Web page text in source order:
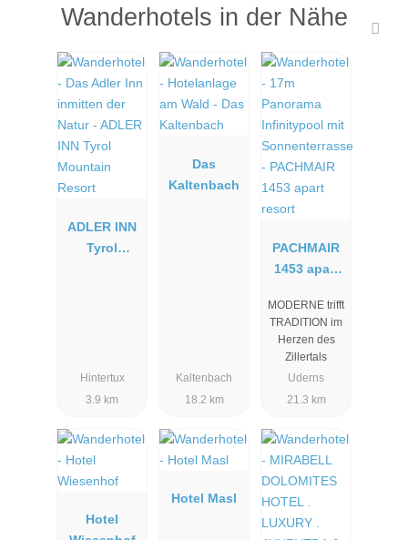
Wanderhotels in der Nähe
ADLER INN
Tyrol
Hintertux
3.9 km
Das
Kaltenbach
Kaltenbach
18.2 km
PACHMAIR
1453 apart
MODERNE trifft
TRADITION im
Herzen des
Zillertals
Uderns
21.3 km
Hotel
Hotel Masl